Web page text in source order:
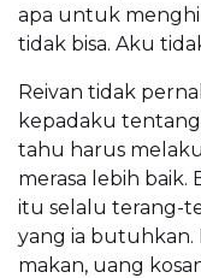
apa untuk
tidak bisa. Aku
Reivan tidak
kepadaku
tahu harus
merasa lebih baik.
itu selalu terang-
yang ia butuhkan.
makan, uang